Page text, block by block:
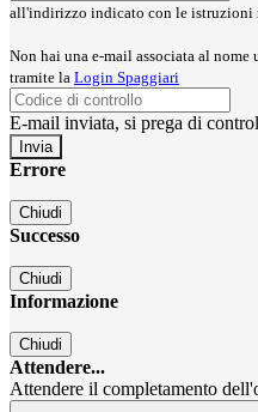
all'indirizzo indicato con le istruzioni
Non hai una e-mail associata al
tramite la Login Spaggiari
E-mail inviata, si prega di
Errore
Chiudi
Successo
Chiudi
Informazione
Chiudi
Attendere...
Attendere il completamento